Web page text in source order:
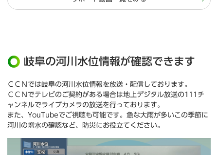
岐阜の河川水位情報が確認できます
ＣＣＮでは岐阜の河川水位情報を放送・配信しております。
ＣＣＮでテレビのご契約がある場合は地上デジタル放送の111チ
ャンネルでライブカメラの放送を行っております。
また、YouTubeでご視聴も可能です。急な大雨が多いこの季節に
河川の増水の確認など、防災にお役立てください。